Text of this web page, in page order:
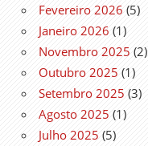
Fevereiro 2026 (5)
Janeiro 2026 (1)
Novembro 2025 (2)
Outubro 2025 (1)
Setembro 2025 (3)
Agosto 2025 (1)
Julho 2025 (5)